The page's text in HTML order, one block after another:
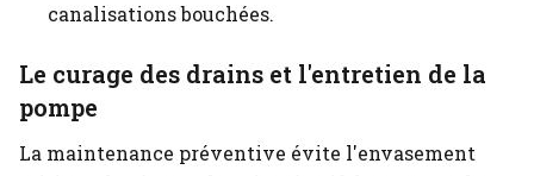
canalisations bouchées.
Le curage des drains et l'entretien de la
pompe
La maintenance préventive évite l'envasement